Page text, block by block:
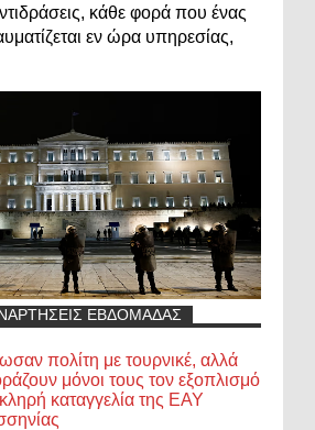
κάθε φορά που ένας
εν ώρα υπηρεσίας,
ΕΒΔΟΜΑΔΑΣ
πολίτη με τουρνικέ, αλλά
μόνοι τους τον εξοπλισμό
καταγγελία της ΕΑΥ